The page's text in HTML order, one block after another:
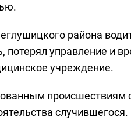
района
потерял управление и
учреждение.
происшествиям
случившегося.